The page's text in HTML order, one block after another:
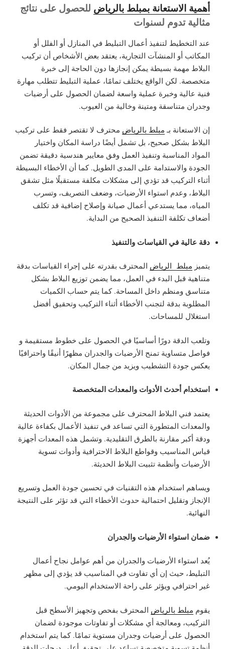
أهمية الاستعانة بمبلط بالرياض للحصول على نتائج
مثالية تدوم لسنوات
عند التخطيط لتنفيذ أعمال التبليط في المنازل أو الفلل أو
المكاتب أو المنشآت التجارية، يعتقد بعض الأشخاص أن تركيب
البلاط مهمة بسيطة يمكن إنجازها دون الحاجة إلى خبرة
متخصصة. لكن الواقع يختلف تمامًا، عملية التبليط تتطلب مهارة
فنية عالية وخبرة عملية واسعة لضمان الحصول على أرضيات
وجدران متناسقة ومتينة وخالية من العيوب.
إن الاستعانة بـ مبلط بالرياض محترف لا تقتصر فقط على تركيب
البلاط بشكل صحيح، بل تشمل أيضًا دراسة المكان واختيار
المواد المناسبة وتنفيذ العمل وفق معايير هندسية دقيقة تضمن
الجودة والاستدامة على المدى الطويل. كما أن الأخطاء البسيطة
أثناء التركيب قد تؤدي إلى مشكلات مكلفة مستقبلًا مثل تشقق
البلاط، وعدم استواء الأرضيات، وضعف التصريف، وتسرب
المياه، مما يستدعي أعمال صيانة وإصلاح إضافية قد تكلف
أضعاف تكلفة التنفيذ الصحيح من البداية.
دقة عالية في القياسات والتنفيذ
يتميز مبلط الرياض المحترف بقدرته على إجراء القياسات بدقة
متناهية قبل البدء في العمل، مما يضمن توزيع البلاط بشكل
متناسق ومنظم داخل المساحة. كما يتم حساب الكميات
المطلوبة بدقة لتجنب الأخطاء أثناء التركيب وتحقيق أفضل
استغلال للمساحات.
وتلعب الدقة دورًا أساسيًا في الحصول على خطوط مستقيمة و
فواصل متساوية تمنح الأرضيات والجدران مظهرًا أنيقًا واحترافيًا
يعكس جودة التشطيب ويزيد من جمال المكان.
استخدام أحدث الأدوات والمعدات المتخصصة
يعتمد فني البلاط المحترف على مجموعة من الأدوات الحديثة
والمعدات المتطورة التي تساعد في تنفيذ الأعمال بكفاءة عالية
ودقة أكبر مقارنة بالطرق التقليدية. وتشمل هذه المعدات أجهزة
قياس المناسيب وقواطع البلاط الاحترافية وأدوات تسوية
الأرضيات وأنظمة تثبيت البلاط الحديثة.
ويساهم استخدام هذه التقنيات في تحسين جودة العمل وتسريع
الإنجاز وتقليل احتمالية حدوث الأخطاء التي قد تؤثر على النتيجة
النهائية.
ضمان استواء الأرضيات والجدران
يُعد استواء الأرضيات والجدران من أهم عوامل نجاح أعمال
التبليط، حيث إن أي تفاوت في المناسيب قد يؤدي إلى مظهر
غير احترافي ويؤثر على راحة الاستخدام اليومي.
يقوم مبلط بالرياض المحترف بفحص وتجهيز الأسطح قبل
التركيب، ومعالجة أي مشكلات أو تفاوتات موجودة لضمان
الحصول على أرضيات وجدران مستوية تمامًا. كما يتم استخدام